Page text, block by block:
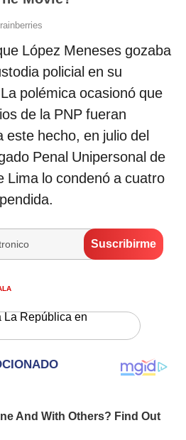
López Meneses gozaba
policial en su
polémica ocasionó que
de la PNP fueran
este hecho, en julio del
Penal Unipersonal de
Lima lo condenó a cuatro
La República en